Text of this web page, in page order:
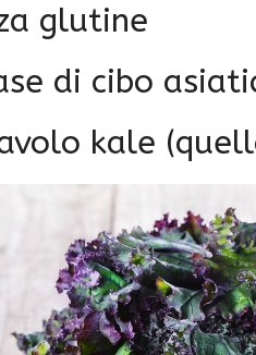
glutine
di cibo
kale